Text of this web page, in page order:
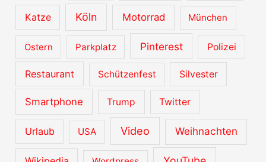
Katze Köln Motorrad München
Ostern Parkplatz Pinterest Polizei
Restaurant Schützenfest Silvester
Smartphone Trump Twitter
Urlaub USA Video Weihnachten